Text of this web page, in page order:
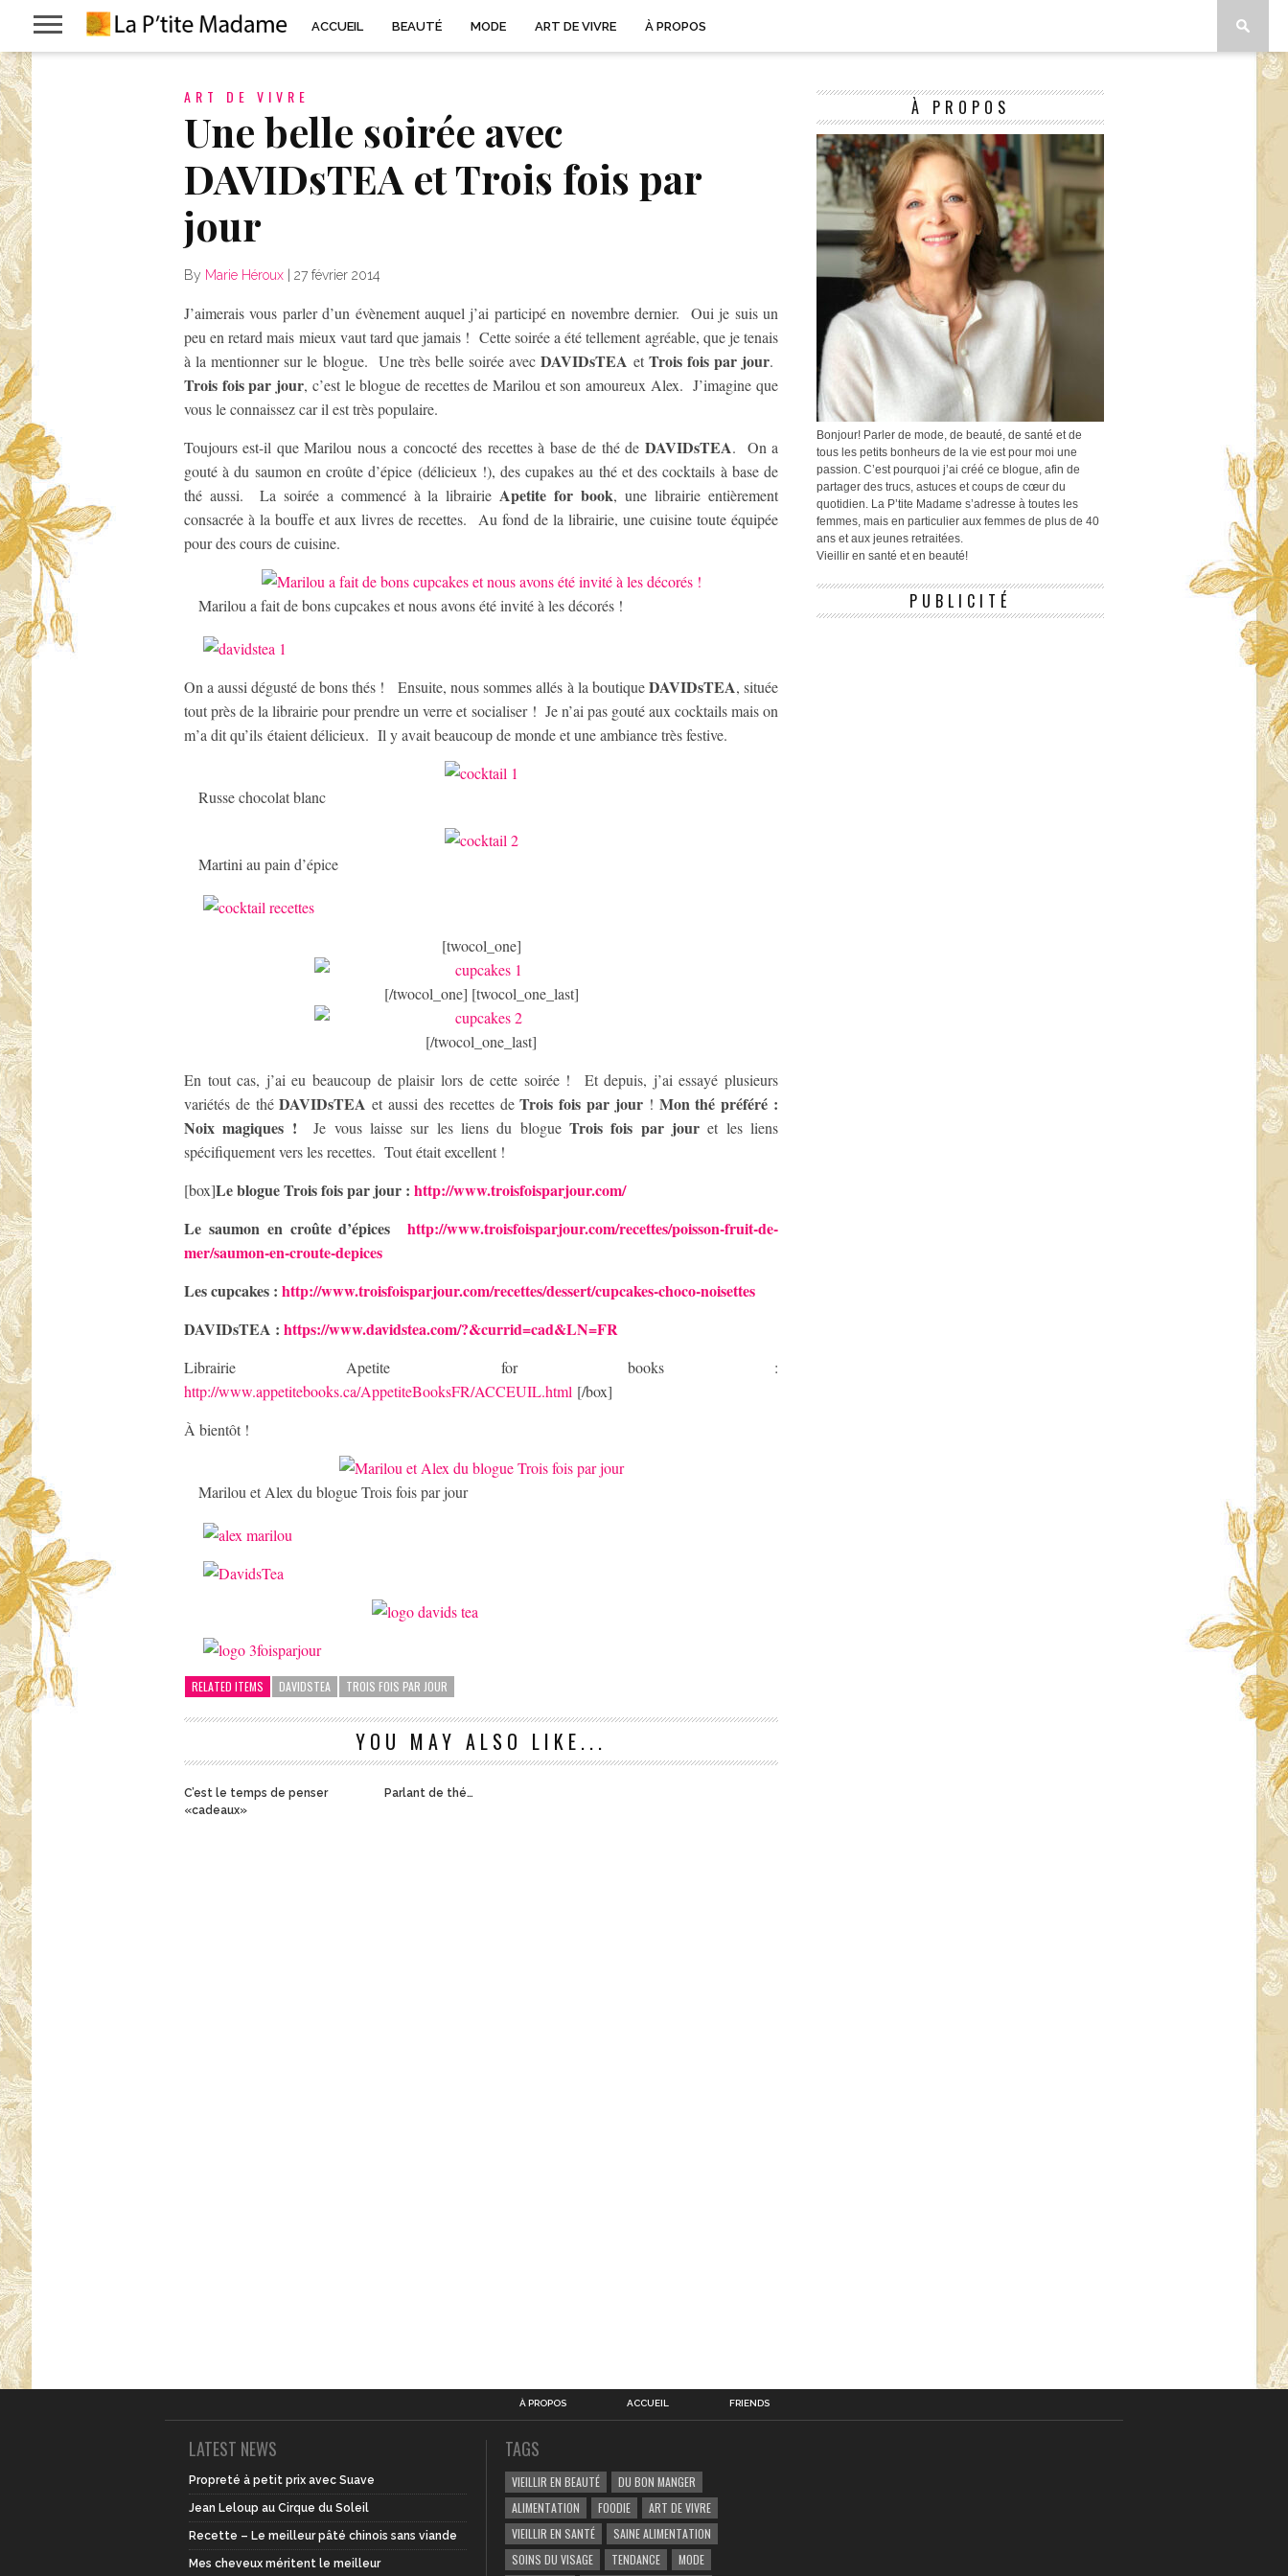
ACCUEIL BEAUTÉ MODE ART DE VIVRE À PROPOS
ART DE VIVRE
Une belle soirée avec
DAVIDsTEA et Trois fois par
jour
By Marie Héroux 27 février 2014
J’aimerais vous parler d’un évènement auquel j’ai participé en novembre dernier. Oui je suis un
peu en retard mais mieux vaut tard que jamais ! Cette soirée a été tellement agréable, que je tenais
à la mentionner sur le blogue. Une très belle soirée avecDAVIDsTEA et Trois fois par jour.
Trois fois par jour, c’est le blogue de recettes de Marilou et son amoureux Alex. J’imagine que
vous le connaissez car il est très populaire.
Toujours est-il que Marilou nous a concocté des recettes à base de thé de DAVIDsTEA. On a
gouté à du saumon en croûte d’épice (délicieux !), des cupakes au thé et des cocktails à base de
thé aussi. La soirée a commencé à la librairie Apetite for book, une librairie entièrement
consacrée à la bouffe et aux livres de recettes. Au fond de la librairie, une cuisine toute équipée
pour des cours de cuisine.
Marilou a fait de bons cupcakes et nous avons été invité à les décorés !
On a aussi dégusté de bons thés ! Ensuite, nous sommes allés à la boutiqueDAVIDsTEA, située
tout près de la librairie pour prendre un verre et socialiser ! Je n’ai pas gouté aux cocktails mais on
m’a dit qu’ils étaient délicieux. Il y avait beaucoup de monde et une ambiance très festive.
Russe chocolat blanc
Martini au pain d’épice
[twocol_one]
[/twocol_one] [twocol_one_last]
[/twocol_one_last]
En tout cas, j’ai eu beaucoup de plaisir lors de cette soirée ! Et depuis, j’ai essayé plusieurs
variétés de théDAVIDsTEA et aussi des recettes deTrois fois par jour! Mon thé préféré :
Noix magiques ! Je vous laisse sur les liens du blogueTrois fois par jour et les liens
spécifiquement vers les recettes. Tout était excellent !
[box]Le blogue Trois fois par jour : http://www.troisfoisparjour.com/
Le saumon en croûte d’épices http://www.troisfoisparjour.com/recettes/poisson-fruit-de-
mer/saumon-en-croute-depices
Les cupcakes : http://www.troisfoisparjour.com/recettes/dessert/cupcakes-choco-noisettes
DAVIDsTEA : https://www.davidstea.com/?&currid=cad&LN=FR
Librairie Apetite for books :
http://www.appetitebooks.ca/AppetiteBooksFR/ACCEUIL.html [/box]
À bientôt !
Marilou et Alex du blogue Trois fois par jour
RELATED ITEMS DAVIDSTEA TROIS FOIS PAR JOUR
YOU MAY ALSO LIKE...
C’est le temps de penser
«cadeaux»
Parlant de thé…
À PROPOS
Bonjour! Parler de mode, de beauté, de santé et de
tous les petits bonheurs de la vie est pour moi une
passion. C’est pourquoi j’ai créé ce blogue, afin de
partager des trucs, astuces et coups de cœur du
quotidien. La P’tite Madame s’adresse à toutes les
femmes, mais en particulier aux femmes de plus de 40
ans et aux jeunes retraitées.
Vieillir en santé et en beauté!
PUBLICITÉ
À PROPOS ACCUEIL FRIENDS
LATEST NEWS
Propreté à petit prix avec Suave
Jean Leloup au Cirque du Soleil
Recette – Le meilleur pâté chinois sans viande
Mes cheveux méritent le meilleur
TAGS
VIEILLIR EN BEAUTÉ
DU BON MANGER
ALIMENTATION
FOODIE
ART DE VIVRE
VIEILLIR EN SANTÉ
SAINE ALIMENTATION
SOINS DU VISAGE
TENDANCE MODE